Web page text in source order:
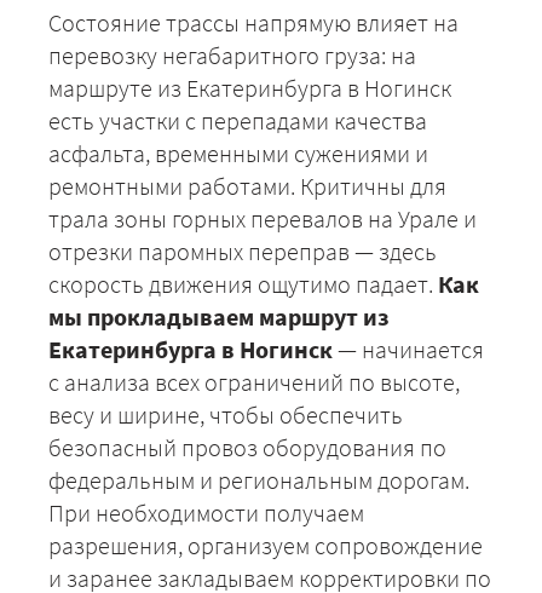
Состояние трассы напрямую влияет на
перевозку негабаритного груза: на
маршруте из Екатеринбурга в Ногинск
есть участки с перепадами качества
асфальта, временными сужениями и
ремонтными работами. Критичны для
трала зоны горных перевалов на Урале и
отрезки паромных переправ — здесь
скорость движения ощутимо падает. Как
мы прокладываем маршрут из
Екатеринбурга в Ногинск — начинается
с анализа всех ограничений по высоте,
весу и ширине, чтобы обеспечить
безопасный провоз оборудования по
федеральным и региональным дорогам.
При необходимости получаем
разрешения, организуем сопровождение
и заранее закладываем корректировки по